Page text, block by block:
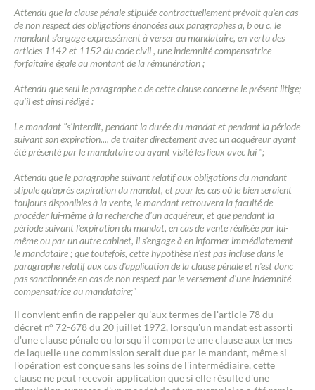
Attendu que la clause pénale stipulée contractuellement prévoit qu'en cas
de non respect des obligations énoncées aux paragraphes a, b ou c, le
mandant s'engage expressément à verser au mandataire, en vertu des
articles 1142 et 1152 du code civil , une indemnité compensatrice
forfaitaire égale au montant de la rémunération ;
Attendu que seul le paragraphe c de cette clause concerne le présent litige;
qu'il est ainsi rédigé :
Le mandant "s'interdit, pendant la durée du mandat et pendant la période
suivant son expiration..., de traiter directement avec un acquéreur ayant
été présenté par le mandataire ou ayant visité les lieux avec lui ";
Attendu que le paragraphe suivant relatif aux obligations du mandant
stipule qu'après expiration du mandat, et pour les cas où le bien seraient
toujours disponibles à la vente, le mandant retrouvera la faculté de
procéder lui-même à la recherche d'un acquéreur, et que pendant la
période suivant l'expiration du mandat, en cas de vente réalisée par lui-
même ou par un autre cabinet, il s'engage à en informer immédiatement
le mandataire ; que toutefois, cette hypothèse n'est pas incluse dans le
paragraphe relatif aux cas d'application de la clause pénale et n'est donc
pas sanctionnée en cas de non respect par le versement d'une indemnité
compensatrice au mandataire;"
Il convient enfin de rappeler qu’aux termes de l'article 78 du
décret n° 72-678 du 20 juillet 1972, lorsqu'un mandat est assorti
d'une clause pénale ou lorsqu'il comporte une clause aux termes
de laquelle une commission serait due par le mandant, même si
l'opération est conçue sans les soins de l'intermédiaire, cette
clause ne peut recevoir application que si elle résulte d'une